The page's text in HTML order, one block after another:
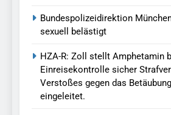
Bundespolizeidirektion
sexuell belästigt
HZA-R: Zoll stellt Amphetamin
Einreisekontrolle sicher
Verstoßes gegen das
eingeleitet.